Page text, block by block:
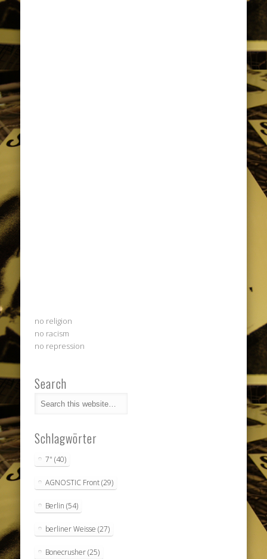
no religion
no racism
no repression
Search
Schlagwörter
7" (40)
AGNOSTIC Front(29)
Berlin (54)
berliner Weisse (27)
Bonecrusher(25)